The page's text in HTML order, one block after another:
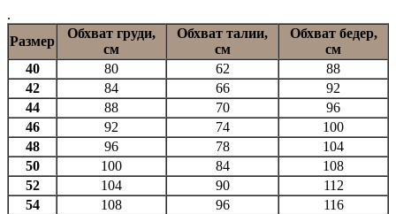
.
Размер
Обхват груди,
см
Обхват талии,
см
Обхват бедер,
см
40
80 62
88
42
84 66
92
44
88 70
96
46
92 74
100
48
96 78
104
50
100 84
108
52
104 90
112
54
108 96
116